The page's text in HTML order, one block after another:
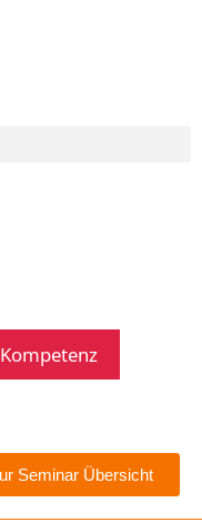
Seminar Übersicht